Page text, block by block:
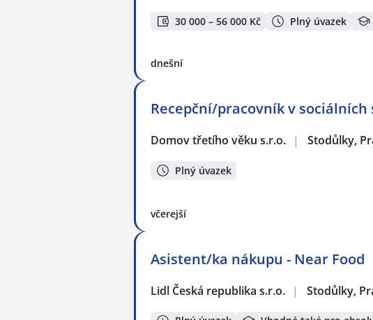
30 000 – 56 000 Kč Plný úvazek
dnešní
Recepční/pracovník v sociálních
Domov třetího věku s.r.o. | Stodůlky,
Plný úvazek
včerejší
Asistent/ka nákupu - Near Food
Lidl Česká republika s.r.o. | Stodůlky,